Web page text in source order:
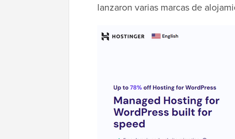
lanzaron varias marcas de